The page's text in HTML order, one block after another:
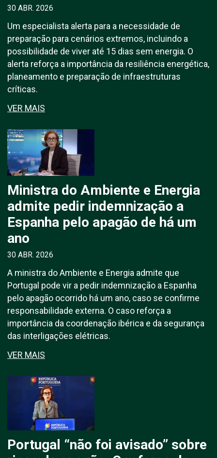
30 ABR. 2026
Um especialista alerta para a necessidade de
preparação para cenários extremos, incluindo a
possibilidade de viver até 15 dias sem energia. O
alerta reforça a importância da resiliência energética,
planeamento e preparação de infraestruturas
críticas.
VER MAIS
Ministra do Ambiente e Energia
admite pedir indemnização a
Espanha pelo apagão de há um
ano
30 ABR. 2026
A ministra do Ambiente e Energia admite que
Portugal pode vir a pedir indemnização a Espanha
pelo apagão ocorrido há um ano, caso se confirme
responsabilidade externa. O caso reforça a
importância da coordenação ibérica e da segurança
das interligações elétricas.
VER MAIS
Portugal “não foi avisado” sobre